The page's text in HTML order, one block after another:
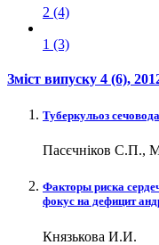
2 (4)
1 (3)
Зміст випуску 4 (6),
Туберкульоз сечовода
Пасєчніков С.П.,
Факторы риска
фокус на дефицит
Князькова И.И.